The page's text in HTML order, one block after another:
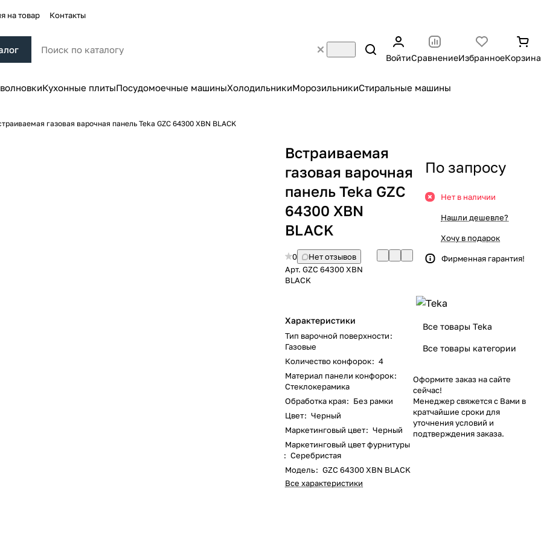
на товар Контакты
ВойтиСравнениеИзбранноеКорзина
Кухонные плитыПосудомоечные машиныХолодильникиМорозильникиСтиральные машины
газовая варочная панель Teka GZC 64300 XBN BLACK
Встраиваемая
газовая варочная
панель Teka GZC
64300 XBN
BLACK
0
Нет отзывов
Арт. GZC 64300 XBN
BLACK
Характеристики
Тип варочной поверхности:
Газовые
Количество конфорок: 4
Материал панели конфорок:
Стеклокерамика
Обработка края: Без рамки
Цвет: Черный
Маркетинговый цвет: Черный
Маркетинговый цвет фурнитуры
: Серебристая
Модель: GZC 64300 XBN BLACK
Все характеристики
По запросу
Нет в наличии
Нашли дешевле?
Хочу в подарок
Фирменная гарантия!
Все товары Teka
Все товары категории
Оформите заказ на сайте
сейчас!
Менеджер свяжется с Вами в
кратчайшие сроки для
уточнения условий и
подтверждения заказа.